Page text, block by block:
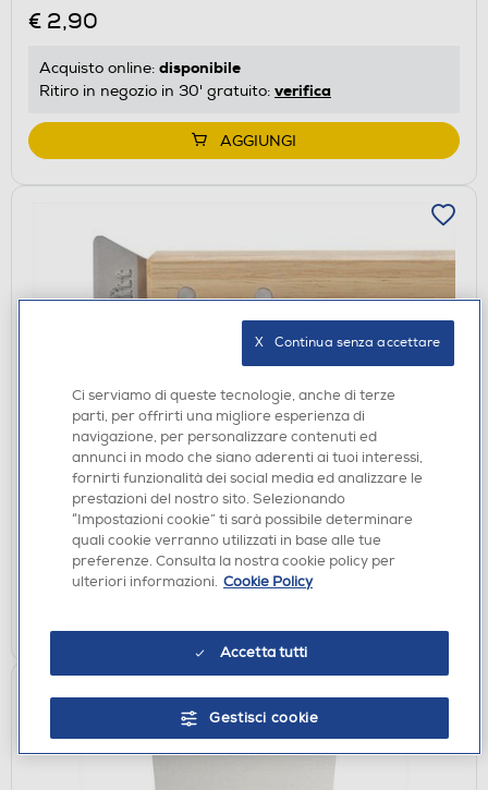
€ 2,90
Acquisto online: disponibile
Ritiro in negozio in 30' gratuito: verifica
AGGIUNGI
ACCESSORI CUCINA
WITT - SPAZZOLA PER PULIZIA FORNO PIZZA-
Naturale
€ 24,99
€ 24,99consigliato
Acquisto online:disponibile
Ritiro in negozio:non disponibile
Ci serviamo di queste tecnologie, anche di terze
parti, per offrirti una migliore esperienza di
navigazione, per personalizzare contenuti ed
annunci in modo che siano aderenti ai tuoi interessi,
fornirti funzionalità dei social media ed analizzare le
prestazioni del nostro sito. Selezionando
“Impostazioni cookie” ti sarà possibile determinare
quali cookie verranno utilizzati in base alle tue
preferenze. Consulta la nostra cookie policy per
ulteriori informazioni. Cookie Policy
Accetta tutti
Gestisci cookie
X   Continua senza accettare